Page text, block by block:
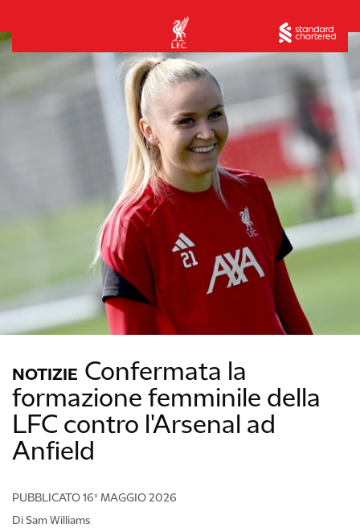
NOTIZIE Confermata la
formazione femminile della
LFC contro l'Arsenal ad
Anfield
PUBBLICATO 16º MAGGIO 2026
Di Sam Williams